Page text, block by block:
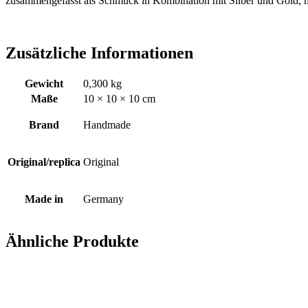
Zusätzliche Informationen
Gewicht
0,300 kg
Maße
10 × 10 × 10 cm
Brand Handmade
Original/replica Original
Made in Germany
Ähnliche Produkte